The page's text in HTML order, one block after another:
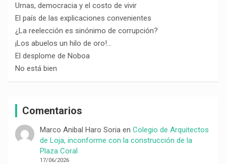
Urnas, democracia y el costo de vivir
El país de las explicaciones convenientes
¿La reelección es sinónimo de corrupción?
¡Los abuelos un hilo de oro!…
El desplome de Noboa
No está bien
Comentarios
Marco Anibal Haro Soriaen Colegio de Arquitectos
de Loja, inconforme con la construcción de la
Plaza Coral
17/06/2026